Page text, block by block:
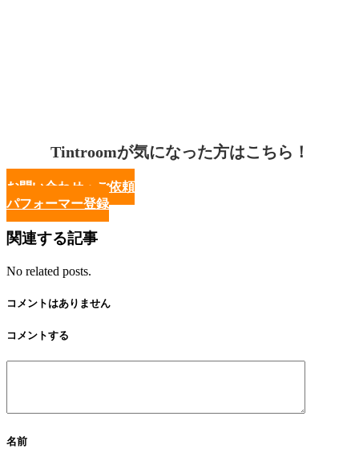
Tintroomが気になった方はこちら！
お問い合わせ・ご依頼
パフォーマー登録
関連する記事
No related posts.
コメントはありません
コメントする
名前